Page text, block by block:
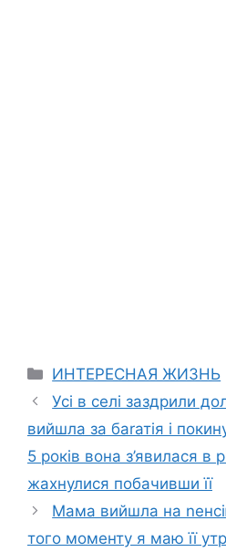
Categories
ИНТЕРЕСНАЯ ЖИЗНЬ
Усі в селі заздрили
вийшла за баrатія і
5 років вона з’явилася в
жахнулися побачивши її
Мама вийшла на
того моменту я маю її